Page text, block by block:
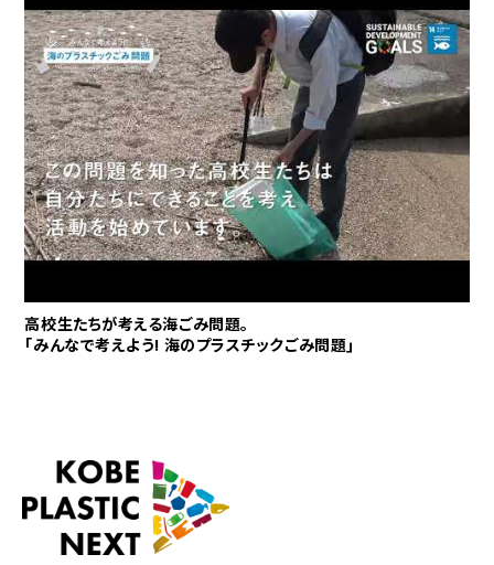
高校生たちが考える海ごみ問題｡
｢みんなで考えよう! 海のプラスチックごみ問題｣